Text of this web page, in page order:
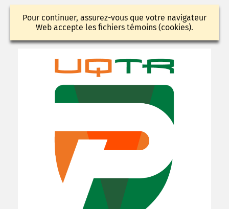
Pour continuer, assurez-vous que votre navigateur
Web accepte les fichiers témoins (cookies).